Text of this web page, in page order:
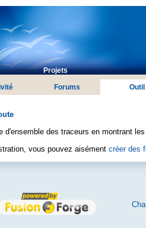
Projets
Forums
d'ensemble des traceurs en montrant
vous pouvez aisément créer des